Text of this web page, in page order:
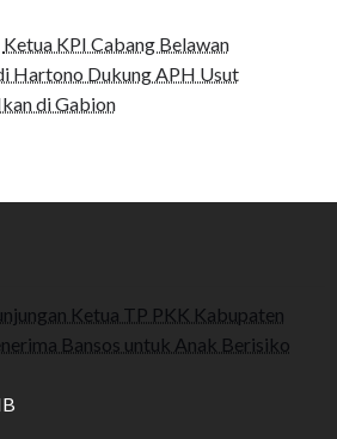
Ketua KPI Cabang Belawan
Hartono Dukung APH Usut
di Gabion
Ketua TP PKK Kabupaten
Bansos untuk Anak Berisiko